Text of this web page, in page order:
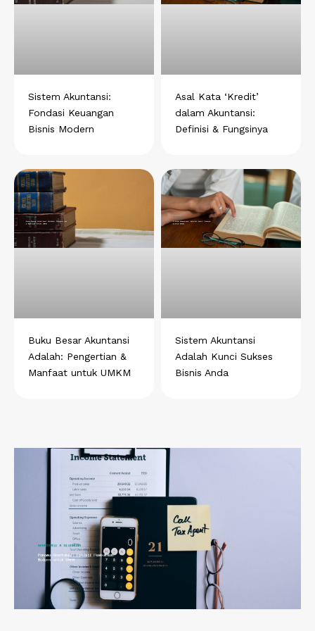
Sistem Akuntansi:
Fondasi Keuangan
Bisnis Modern
Asal Kata ‘Kredit’
dalam Akuntansi:
Definisi & Fungsinya
Buku Besar Akuntansi
Adalah: Pengertian &
Manfaat untuk UMKM
Sistem Akuntansi
Adalah Kunci Sukses
Bisnis Anda